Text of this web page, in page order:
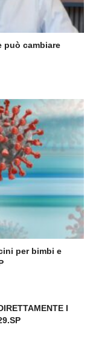
può cambiare
per bimbi e
I